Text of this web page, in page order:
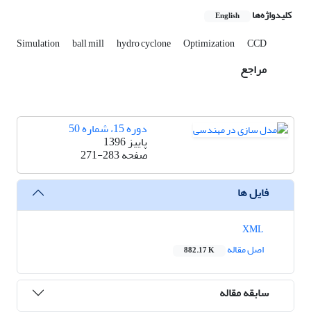
کلیدواژه‌ها English
Simulation ball mill hydro cyclone Optimization CCD
مراجع
دوره 15، شماره 50
پاییز 1396
صفحه271-283
فایل ها
اصل مقاله
882.17 K
سابقه مقاله